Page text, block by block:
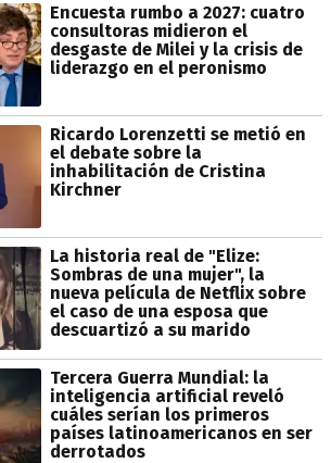
Encuesta rumbo a 2027: cuatro
consultoras midieron el
desgaste de Milei y la crisis de
liderazgo en el peronismo
Ricardo Lorenzetti se metió en
el debate sobre la
inhabilitación de Cristina
Kirchner
La historia real de "Elize:
Sombras de una mujer", la
nueva película de Netflix sobre
el caso de una esposa que
descuartizó a su marido
Tercera Guerra Mundial: la
inteligencia artificial reveló
cuáles serían los primeros
países latinoamericanos en ser
derrotados